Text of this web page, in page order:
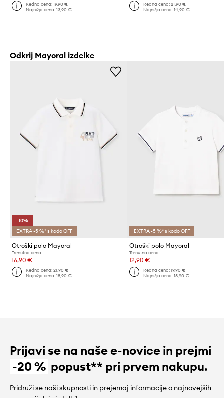
Redna cena:19,90 €
Najnižja cena:13,90 €
Redna cena: 21,90 €
Najnižja cena: 14,90 €
Odkrij Mayoral izdelke
-10%
EXTRA -5 %* s kodo OFF
Otroški polo Mayoral
Trenutna cena:
16,90 €
Redna cena:21,90 €
Najnižja cena:18,90 €
EXTRA -5 %* s kodo OFF
Otroški polo Mayoral
Trenutna cena:
12,90 €
Redna cena: 19,90 €
Najnižja cena: 13,90 €
Prijavi se na naše e-novice in prejmi
-20 % popust** pri prvem nakupu.
Pridruži se naši skupnosti in prejemaj informacije o najnovejših